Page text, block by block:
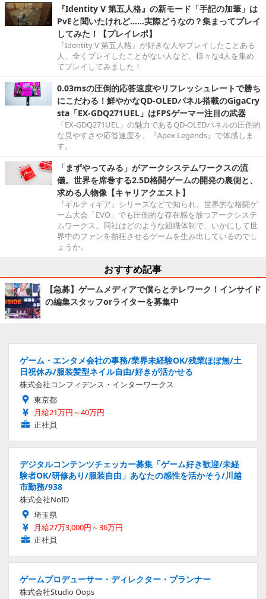
『Identity V 第五人格』の新モード「手記の加筆」は
PvEと聞いたけれど……実際どうなの？集まってプレイ
してみた！【プレイレポ】
『Identity V 第五人格』が好きな人やプレイしたことある
人、全くプレイしたことがない人など、様々な4人を集め
てプレイしてみました！
0.03msの圧倒的応答速度やリフレッシュレートで勝ち
にこだわる！鮮やかなQD-OLEDパネル搭載のGigaCry
sta「EX-GDQ271UEL」はFPSゲーマー注目の武器
「EX-GDQ271UEL」の魅力であるQD-OLEDパネルの圧倒的
な見やすさや応答速度を、『Apex Legends』で体感しま
す。
「まずやってみる」がアークシステムワークスの流
儀。世界を席巻する2.5D格闘ゲームの開発の裏側と、
求める人物像【キャリアクエスト】
『ギルティギア』シリーズなどで知られ、世界的な格闘ゲ
ーム大会「EVO」でも圧倒的な存在感を放つアークシステ
ムワークス。同社はどのような組織体制で、いかにして世
界中のファンを熱狂させるゲームを生み出しているのでし
ょうか。
おすすめ記事
【急募】ゲームメディアで僕らとテレワーク！インサイド
の編集スタッフorライターを募集中
ゲーム・エンタメ会社の事務/業界未経験OK/残業ほぼ無/土
日祝休み/服装髪型ネイル自由/好きが活かせる
株式会社コンフィデンス・インターワークス
東京都
月給21万円～40万円
正社員
デジタルコンテンツチェッカー募集「ゲーム好き歓迎/未経
験者OK/研修あり/服装自由」あなたの感性を活かそう/川越
市勤務/938
株式会社NoID
埼玉県
月給27万3,000円～36万円
正社員
ゲームプロデューサー・ディレクター・プランナー
株式会社Studio Oops